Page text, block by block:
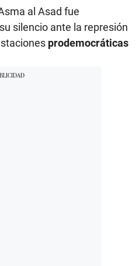
al Asad fue
silencio ante la represión
prodemocráticas